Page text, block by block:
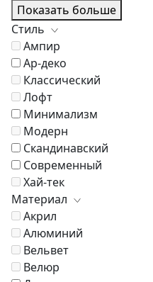
Показать больше
Стиль
Ампир
Ар-деко
Классический
Лофт
Минимализм
Модерн
Скандинавский
Современный
Хай-тек
Материал
Акрил
Алюминий
Вельвет
Велюр